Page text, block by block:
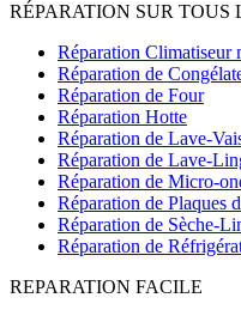
RÉPARATION SUR TOUS
Réparation Climatiseur
Réparation de
Réparation de Four
Réparation Hotte
Réparation de Lave-
Réparation de Lave-
Réparation de Micro-
Réparation de Plaques
Réparation de Sèche-
Réparation de
REPARATION FACILE